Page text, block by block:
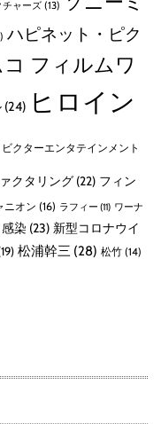
チャーズ (13)
ハピネット・ピク
フィルムワ
(24) ヒロイン
ビクターエンタテインメント
クタリング (22) フィン
ニオン (16) ラフィー (11) ワーナ
感染 (23) 新型コロナウイ
松浦幹三 (28) 松竹 (14)